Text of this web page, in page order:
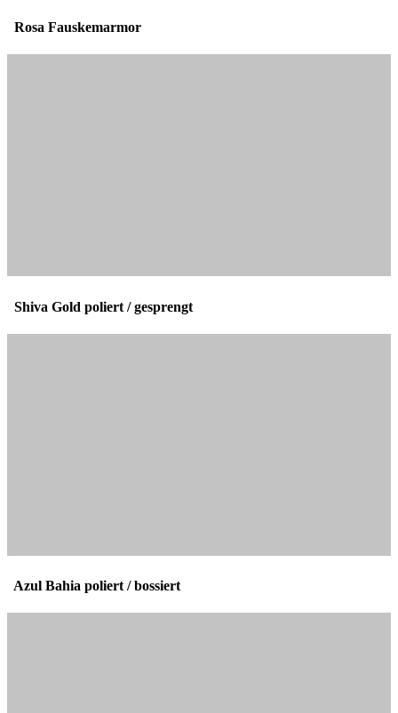
Rosa Fauskemarmor
Shiva Gold poliert / gesprengt
Azul Bahia poliert / bossiert